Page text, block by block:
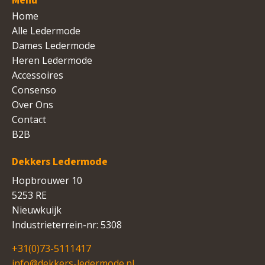
Home
Alle Ledermode
Dames Ledermode
Heren Ledermode
Accessoires
Consenso
Over Ons
Contact
B2B
Dekkers Ledermode
Hopbrouwer 10
5253 RE
Nieuwkuijk
Industrieterrein-nr: 5308
+31(0)73-5111417